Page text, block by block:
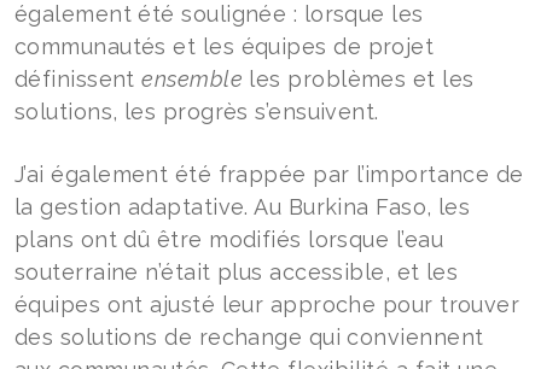
également été soulignée : lorsque les
communautés et les équipes de projet
définissentensemble les problèmes et les
solutions, les progrès s’ensuivent.
J’ai également été frappée par l’importance de
la gestion adaptative. Au Burkina Faso, les
plans ont dû être modifiés lorsque l’eau
souterraine n’était plus accessible, et les
équipes ont ajusté leur approche pour trouver
des solutions de rechange qui conviennent